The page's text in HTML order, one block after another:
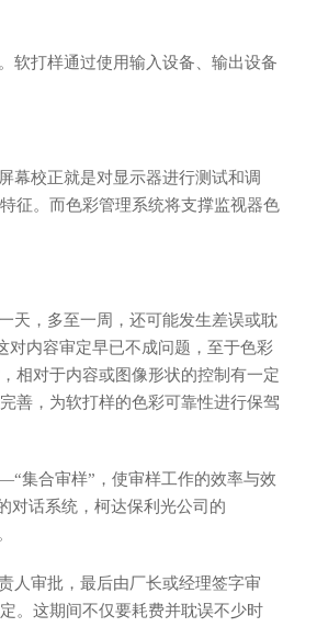
打样通过使用输入设备、输出设备
校正就是对显示器进行测试和调
征。而色彩管理系统将支撑监视器色
，多至一周，还可能发生差误或耽
对内容审定早已不成问题，至于色彩
相对于内容或图像形状的控制有一定
善，为软打样的色彩可靠性进行保驾
集合审样”，使审样工作的效率与效
对话系统，柯达保利光公司的
审批，最后由厂长或经理签字审
。这期间不仅要耗费并耽误不少时